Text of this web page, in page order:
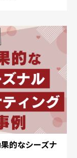
的なシーズナ